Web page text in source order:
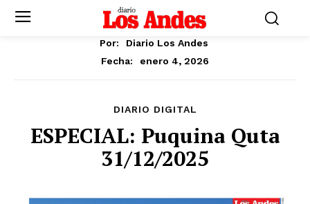
Por:
Diario Los Andes
Fecha:
enero 4, 2026
DIARIO DIGITAL
ESPECIAL: Puquina Quta
31/12/2025